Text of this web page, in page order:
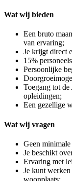
Wat wij bieden
Een bruto
van ervaring;
Je krijgt direct
15%
Persoonlijke
Toegang tot
opleidingen;
Een gezellige
Wat wij vragen
Geen
Je beschikt
Ervaring met
Je kunt
woonplaats;